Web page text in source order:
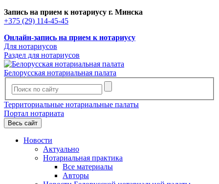
Запись на прием к нотариусу г. Минска
+375 (29) 114-45-45
Онлайн-запись на прием к нотариусу
Для нотариусов
Раздел для нотариусов
Белорусская нотариальная палата
Территориальные нотариальные палаты
Портал нотариата
Весь сайт
Новости
Актуально
Нотариальная практика
Все материалы
Авторы